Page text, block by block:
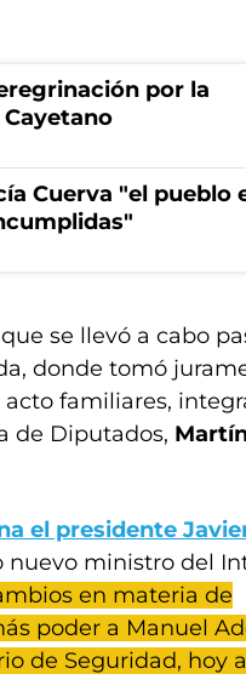
por la
Cuerva "el pueblo
se llevó a cabo
donde tomó
acto familiares,
de Diputados,
el presidente
nuevo ministro del
en materia de
poder a Manuel
de Seguridad, hoy a